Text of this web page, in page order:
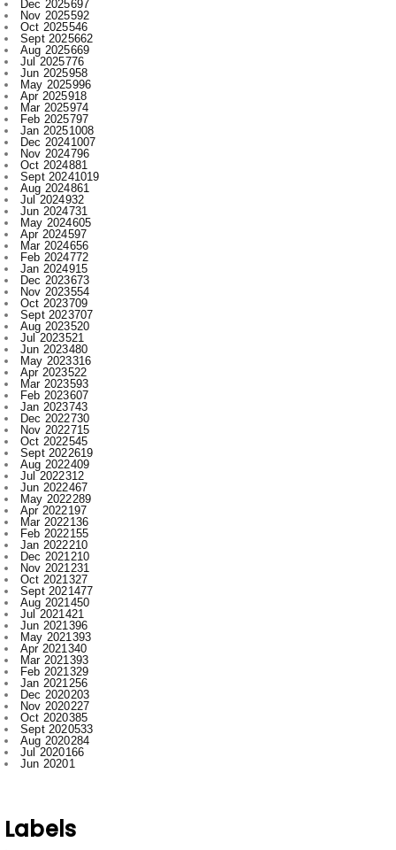
Jul 2025776
Jun 2025958
May 2025996
Apr 2025918
Mar 2025974
Feb 2025797
Jan 20251008
Dec 20241007
Nov 2024796
Oct 2024881
Sept 20241019
Aug 2024861
Jul 2024932
Jun 2024731
May 2024605
Apr 2024597
Mar 2024656
Feb 2024772
Jan 2024915
Dec 2023673
Nov 2023554
Oct 2023709
Sept 2023707
Aug 2023520
Jul 2023521
Jun 2023480
May 2023316
Apr 2023522
Mar 2023593
Feb 2023607
Jan 2023743
Dec 2022730
Nov 2022715
Oct 2022545
Sept 2022619
Aug 2022409
Jul 2022312
Jun 2022467
May 2022289
Apr 2022197
Mar 2022136
Feb 2022155
Jan 2022210
Dec 2021210
Nov 2021231
Oct 2021327
Sept 2021477
Aug 2021450
Jul 2021421
Jun 2021396
May 2021393
Apr 2021340
Mar 2021393
Feb 2021329
Jan 2021256
Dec 2020203
Nov 2020227
Oct 2020385
Sept 2020533
Aug 2020284
Jul 2020166
Jun 20201
Ambagarh
Ambagarh Chauki